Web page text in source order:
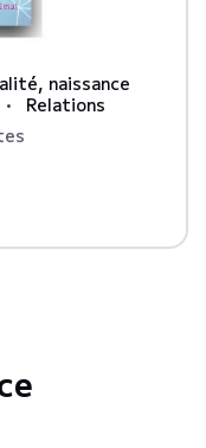
naissance
Relations